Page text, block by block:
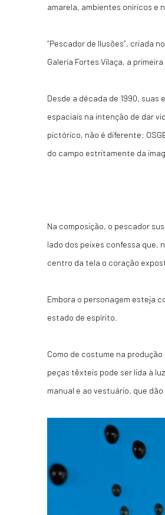
amarela, ambientes oníricos e
“Pescador de Ilusões”, criada
Galeria Fortes Vilaça, a
Desde a década de 1990,
espaciais na intenção de dar
pictórico, não é diferente:
do campo estritamente da
Na composição, o pescador
lado dos peixes confessa que,
centro da tela o coração
Embora o personagem esteja
estado de espírito.
Como de costume na
peças têxteis pode ser lida à
manual e ao vestuário, que